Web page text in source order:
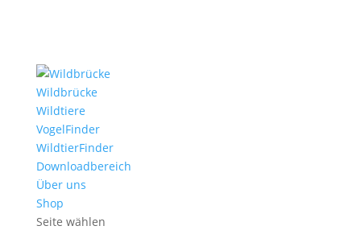
Wildbrücke
Wildtiere
VogelFinder
WildtierFinder
Downloadbereich
Über uns
Shop
Seite wählen